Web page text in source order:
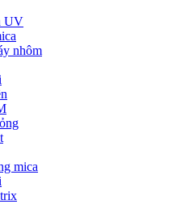
UV
nhôm
mica